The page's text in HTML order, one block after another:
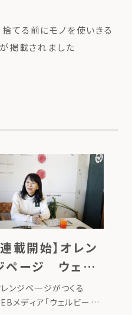
てる前にモノを使いきる
掲載されました
連載開始】オレン
ページ ウェル
ーイング100
ンジページがつくる
メディア「ウェルビーイ